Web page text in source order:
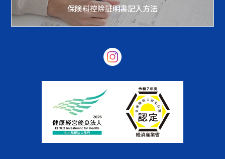
保険料控除証明書記入方法